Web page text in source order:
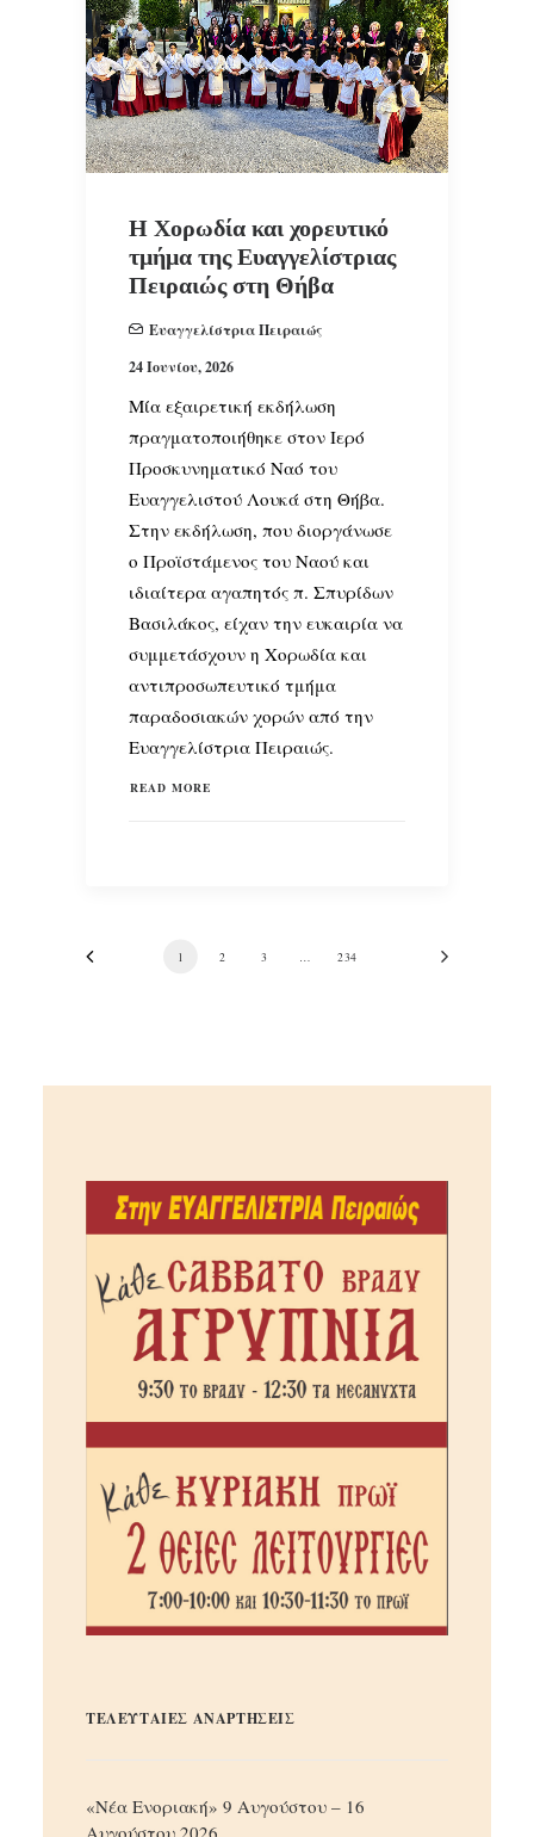
Η Χορωδία και χορευτικό
τμήμα της Ευαγγελίστριας
Πειραιώς στη Θήβα
Ευαγγελίστρια Πειραιώς
24 Ιουνίου, 2026
Μία εξαιρετική εκδήλωση
πραγματοποιήθηκε στον Ιερό
Προσκυνηματικό Ναό του
Ευαγγελιστού Λουκά στη Θήβα.
Στην εκδήλωση, που διοργάνωσε
ο Προϊστάμενος του Ναού και
ιδιαίτερα αγαπητός π. Σπυρίδων
Βασιλάκος, είχαν την ευκαιρία να
συμμετάσχουν η Χορωδία και
αντιπροσωπευτικό τμήμα
παραδοσιακών χορών από την
Ευαγγελίστρια Πειραιώς.
READ MORE
1 2 3 234
ΤΕΛΕΥΤΑΙΕΣ ΑΝΑΡΤΗΣΕΙΣ
«Νέα Ενοριακή» 9 Αυγούστου – 16